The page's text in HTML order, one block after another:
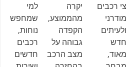
צי רכבים
מודרני
ולעיתים
חדש
מאוד,
יקרה
מהממוצע,
הקפדה
גבוהה על
מצב הרכב
למי
שמחפש
נוחות,
רכבים
חדשים